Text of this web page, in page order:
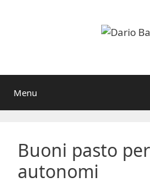
Menu
Buoni pasto
autonomi